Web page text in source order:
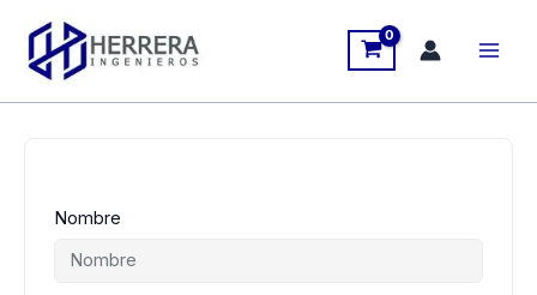
contenido
Nombre